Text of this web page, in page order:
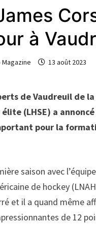
à
13 août 2023
de Vaudreuil de
(LHSE) a
pour la
saison avec
de hockey
et il a quand même
de 12